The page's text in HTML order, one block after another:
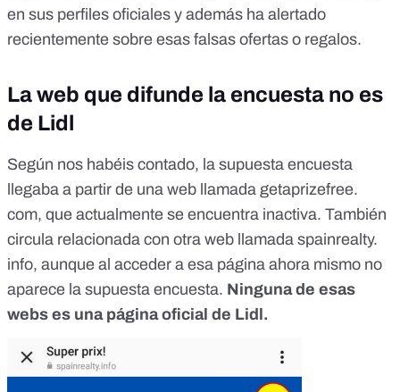
en sus perfiles oficiales y además ha alertado
recientemente sobre esas falsas ofertas o regalos.
La web que difunde la encuesta no es
de Lidl
Según nos habéis contado, la supuesta encuesta
llegaba a partir de una web llamada getaprizefree.
com, que actualmente se encuentra inactiva. También
circula relacionada con otra web llamada spainrealty.
info, aunque al acceder a esa página ahora mismo no
aparece la supuesta encuesta. Ninguna de esas
webs es una página oficial de Lidl.